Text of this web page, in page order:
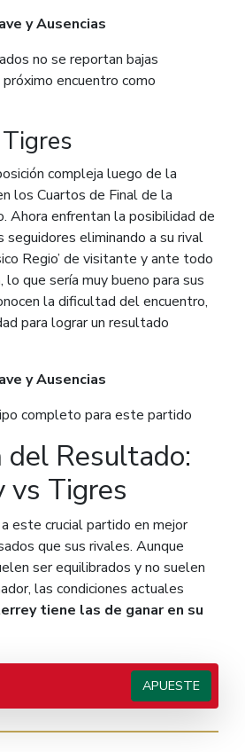
y Ausencias
no se reportan bajas
encuentro como
compleja luego de la
los Cuartos de Final de la
Ahora enfrentan la posibilidad de
seguidores eliminando a su rival
Regio’ de visitante y ante todo
que sería muy bueno para sus
la dificultad del encuentro,
para lograr un resultado
y Ausencias
completo para este partido
del Resultado:
vs Tigres
este crucial partido en mejor
que sus rivales. Aunque
ser equilibrados y no suelen
las condiciones actuales
tiene las de ganar en su
APUESTE